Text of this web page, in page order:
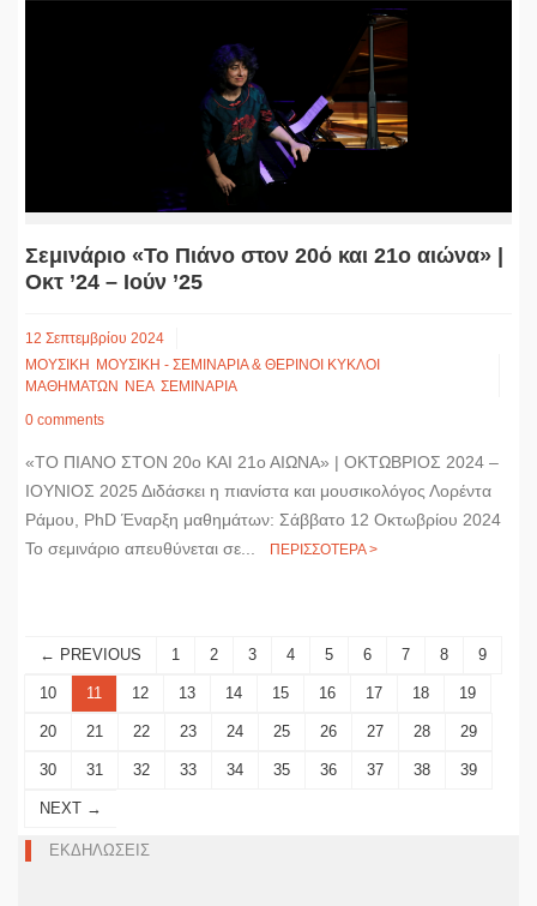
Σεμινάριο «Το Πιάνο στον 20ό και 21ο αιώνα» |
Οκτ ’24 – Ιούν ’25
12 Σεπτεμβρίου 2024
ΜΟΥΣΙΚΗ
ΜΟΥΣΙΚΗ - ΣΕΜΙΝΑΡΙΑ & ΘΕΡΙΝΟΙ ΚΥΚΛΟΙ
ΜΑΘΗΜΑΤΩΝ
ΝΕΑ ΣΕΜΙΝΑΡΙΑ
0 comments
«ΤΟ ΠΙΑΝΟ ΣΤΟΝ 20ο ΚΑΙ 21ο ΑΙΩΝΑ» | ΟΚΤΩΒΡΙΟΣ 2024 –
ΙΟΥΝΙΟΣ 2025 Διδάσκει η πιανίστα και μουσικολόγος Λορέντα
Ράμου, PhD Έναρξη μαθημάτων: Σάββατο 12 Οκτωβρίου 2024
Το σεμινάριο απευθύνεται σε...
ΠΕΡΙΣΣΟΤΕΡΑ >
← PREVIOUS 1 2 3 4 5 6 7 8 9
10 11 12 13 14 15 16 17 18 19
20 21 22 23 24 25 26 27 28 29
30 31 32 33 34 35 36 37 38 39
NEXT →
ΕΚΔΗΛΩΣΕΙΣ